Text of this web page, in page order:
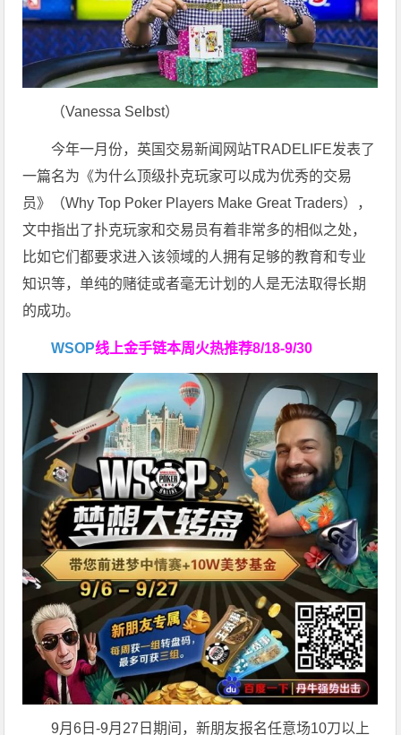
（Vanessa Selbst）
今年一月份，英国交易新闻网站TRADELIFE发表了
一篇名为《为什么顶级扑克玩家可以成为优秀的交易
员》（Why Top Poker Players Make Great Traders），
文中指出了扑克玩家和交易员有着非常多的相似之处，
比如它们都要求进入该领域的人拥有足够的教育和专业
知识等，单纯的赌徒或者毫无计划的人是无法取得长期
的成功。
WSOP线上金手链本周火热推荐8/18-9/30
9月6日-9月27日期间，新朋友报名任意场10刀以上